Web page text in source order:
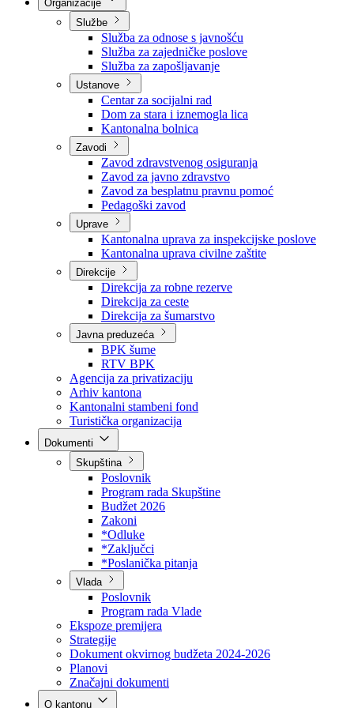
Nadležnosti
Sjednice Vlade
Službe
Služba za odnose s javnošću
Služba za zajedničke poslove
Služba za zapošljavanje
Ustanove
Centar za socijalni rad
Dom za stara i iznemogla lica
Kantonalna bolnica
Zavodi
Zavod zdravstvenog osiguranja
Zavod za javno zdravstvo
Zavod za besplatnu pravnu pomoć
Pedagoški zavod
Uprave
Kantonalna uprava za inspekcijske poslove
Kantonalna uprava civilne zaštite
Direkcije
Direkcija za robne rezerve
Direkcija za ceste
Direkcija za šumarstvo
Javna preduzeća
BPK šume
RTV BPK
Agencija za privatizaciju
Arhiv kantona
Kantonalni stambeni fond
Turistička organizacija
Skupština
Poslovnik
Program rada Skupštine
Budžet 2026
Zakoni
*Odluke
*Zaključci
*Poslanička pitanja
Vlada
Poslovnik
Program rada Vlade
Ekspoze premijera
Strategije
Dokument okvirnog budžeta 2024-2026